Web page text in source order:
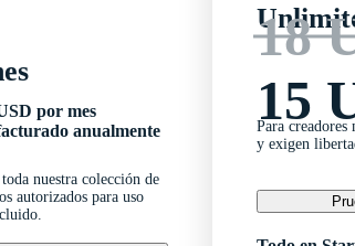
por mes
anualmente
nuestra colección de
autorizados para uso
18
15
Para creadores
y exigen